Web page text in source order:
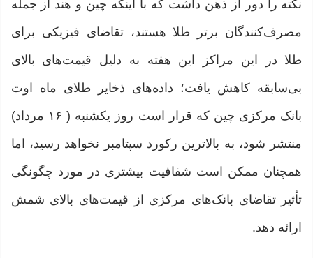
نکته را دور از ذهن داشت که با اینکه چین و هند از جمله
مصرف‌کنندگان برتر طلا هستند، تقاضای فیزیکی برای
طلا در این مراکز این هفته به دلیل قیمت‌های بالای
بی‌سابقه کاهش یافت؛ داده‌های ذخایر طلای ماه اوت
بانک مرکزی چین که قرار است روز یکشنبه ( ۱۶ مرداد)
منتشر شود، به بالاترین رکورد سپتامبر نخواهد رسید، اما
همچنان ممکن است شفافیت بیشتری در مورد چگونگی
تأثیر تقاضای بانک‌های مرکزی از قیمت‌های بالای شمش
ارائه دهد.